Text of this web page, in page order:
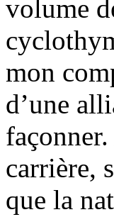
volume
mon
d’une
carrière,
que la